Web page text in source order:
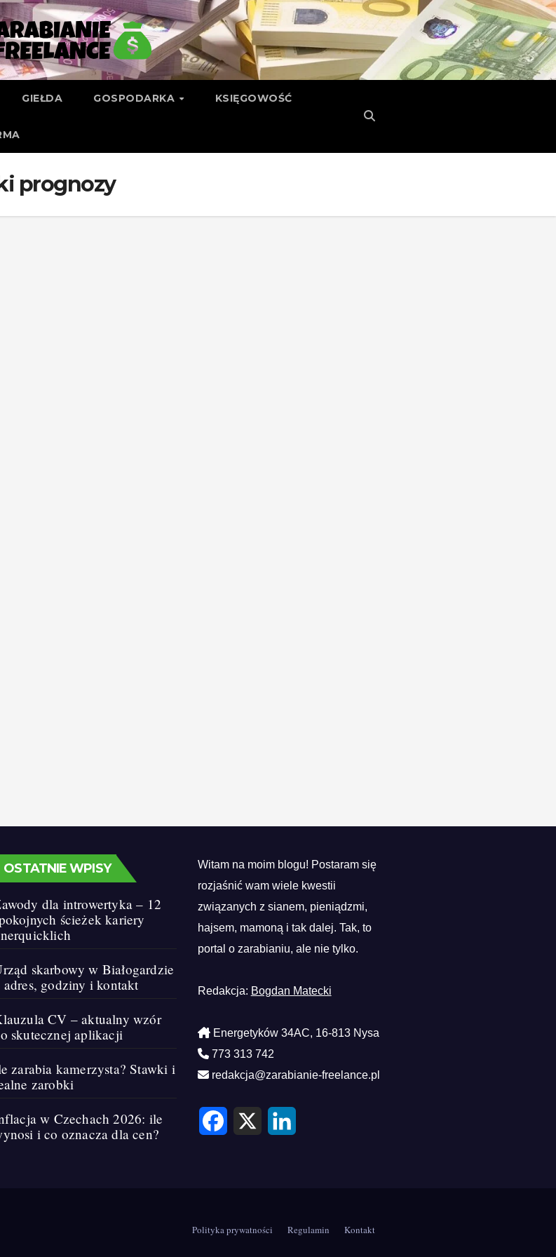
GIEŁDA GOSPODARKA KSIĘGOWOŚĆ
prognozy
OSTATNIE WPISY
dla introwertyka – 12
ścieżek kariery
skarbowy w Białogardzie
adres, godziny i kontakt
CV – aktualny wzór
skutecznej aplikacji
zarabia kamerzysta? Stawki i
zarobki
w Czechach 2026: ile
i co oznacza dla cen?
Witam na moim blogu! Postaram się
rozjaśnić wam wiele kwestii
związanych z sianem, pieniądzmi,
hajsem, mamoną i tak dalej. Tak, to
portal o zarabianiu, ale nie tylko.
Redakcja: Bogdan Matecki
Energetyków 34AC, 16-813 Nysa
773 313 742
redakcja@zarabianie-freelance.pl
F
c
X
L
n
Polityka prywatności Regulamin Kontakt